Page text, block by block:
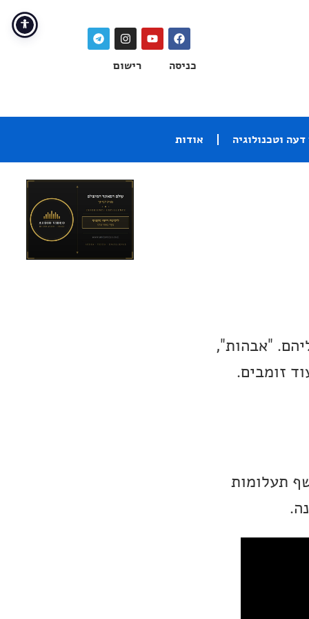
כניסה רישום
וטכנולוגיה אודות
"אבהות",
זומבים.
תעלומות